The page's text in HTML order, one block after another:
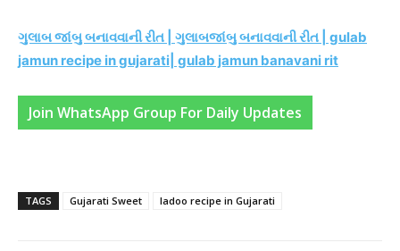
ગુલાબ જાંબુ બનાવવાની રીત | ગુલાબજાંબુ બનાવવાની રીત | gulab
jamun recipe in gujarati| gulab jamun banavani rit
Join WhatsApp Group For Daily Updates
TAGS Gujarati Sweet ladoo recipe in Gujarati